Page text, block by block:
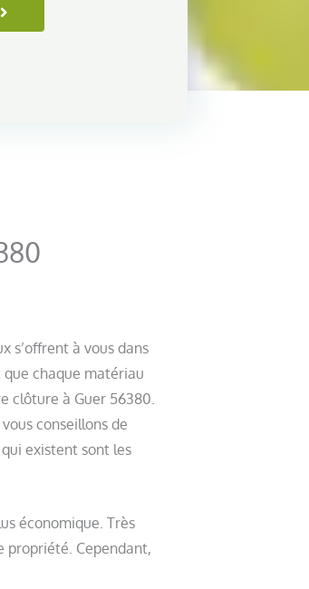
s’offrent à vous dans
que chaque matériau
clôture à Guer 56380.
conseillons de
existent sont les
économique. Très
propriété. Cependant,